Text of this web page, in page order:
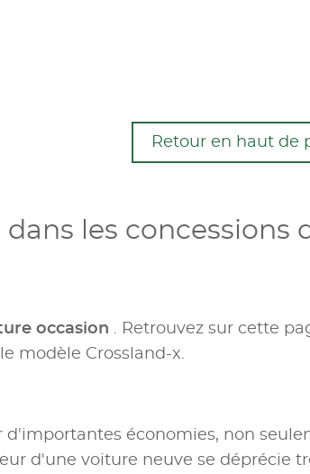
Retour en haut de
les concessions
occasion . Retrouvez sur cette
modèle Crossland-x.
d'importantes économies, non
d'une voiture neuve se déprécie